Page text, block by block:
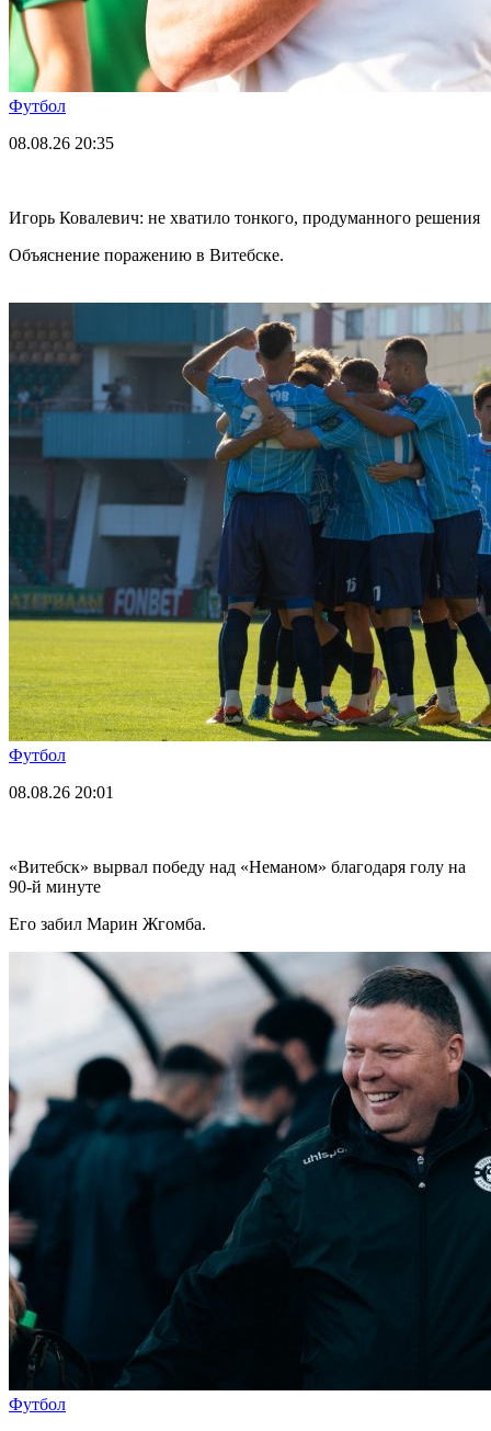
Футбол
08.08.26 20:35
Игорь Ковалевич: не хватило тонкого, продуманного решения
Объяснение поражению в Витебске.
Футбол
08.08.26 20:01
«Витебск» вырвал победу над «Неманом» благодаря голу на
90-й минуте
Его забил Марин Жгомба.
Футбол